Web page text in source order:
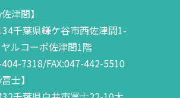
津間】
千葉県鎌ケ谷市西佐津間1-
ルコーポ佐津間1階
7318/FAX:047-442-5510
士】